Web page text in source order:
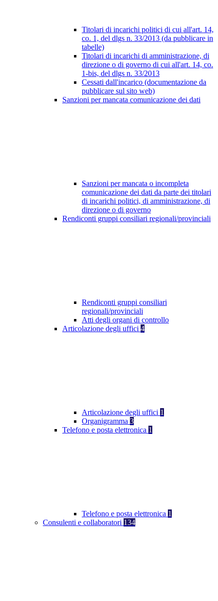
Titolari di incarichi politici di cui all'art. 14,
co. 1, del dlgs n. 33/2013 (da pubblicare in
tabelle)
Titolari di incarichi di amministrazione, di
direzione o di governo di cui all'art. 14, co.
1-bis, del dlgs n. 33/2013
Cessati dall'incarico (documentazione da
pubblicare sul sito web)
Sanzioni per mancata comunicazione dei dati
Sanzioni per mancata o incompleta
comunicazione dei dati da parte dei titolari
di incarichi politici, di amministrazione, di
direzione o di governo
Rendiconti gruppi consiliari regionali/provinciali
Rendiconti gruppi consiliari
regionali/provinciali
Atti degli organi di controllo
Articolazione degli uffici 4
Articolazione degli uffici 1
Organigramma 3
Telefono e posta elettronica 1
Telefono e posta elettronica 1
Consulenti e collaboratori 134